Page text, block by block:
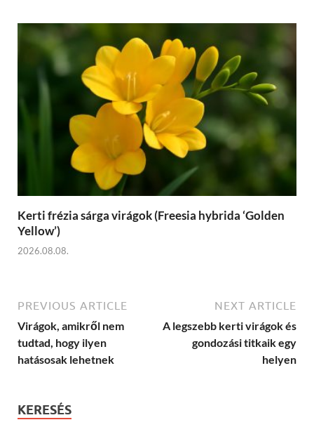
Kerti frézia sárga virágok (Freesia hybrida ‘Golden
Yellow’)
2026.08.08.
PREVIOUS ARTICLE
Virágok, amikről nem
tudtad, hogy ilyen
hatásosak lehetnek
NEXT ARTICLE
A legszebb kerti virágok és
gondozási titkaik egy
helyen
KERESÉS